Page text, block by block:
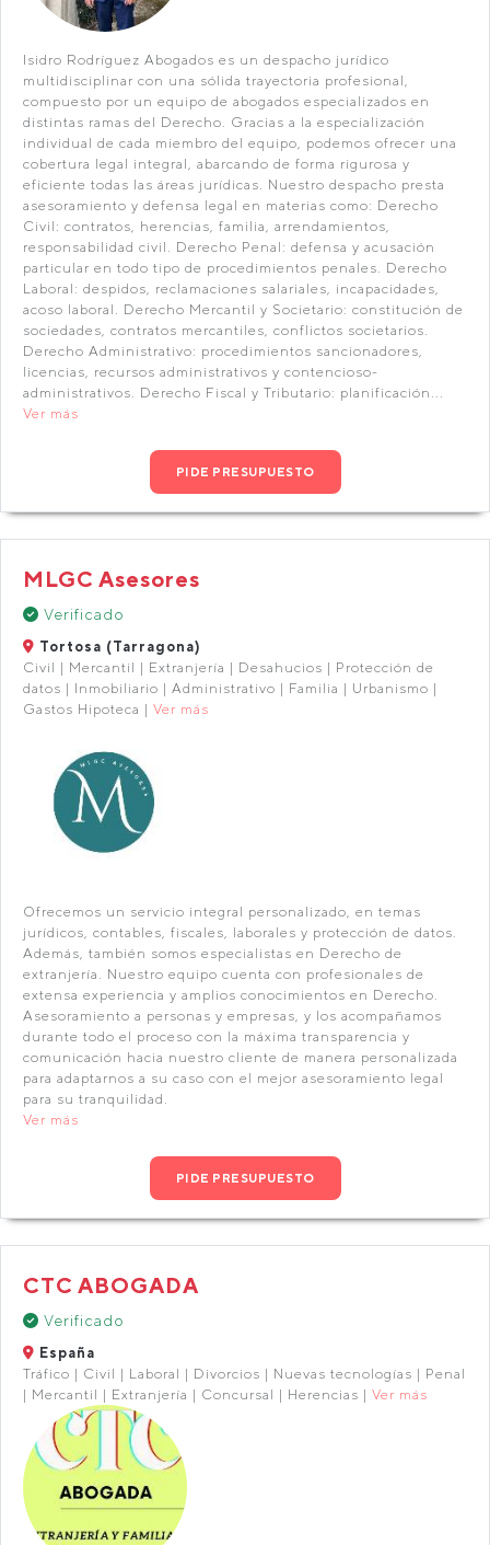
Isidro Rodríguez Abogados es un despacho jurídico
multidisciplinar con una sólida trayectoria profesional,
compuesto por un equipo de abogados especializados en
distintas ramas del Derecho. Gracias a la especialización
individual de cada miembro del equipo, podemos ofrecer una
cobertura legal integral, abarcando de forma rigurosa y
eficiente todas las áreas jurídicas. Nuestro despacho presta
asesoramiento y defensa legal en materias como: Derecho
Civil: contratos, herencias, familia, arrendamientos,
responsabilidad civil. Derecho Penal: defensa y acusación
particular en todo tipo de procedimientos penales. Derecho
Laboral: despidos, reclamaciones salariales, incapacidades,
acoso laboral. Derecho Mercantil y Societario: constitución de
sociedades, contratos mercantiles, conflictos societarios.
Derecho Administrativo: procedimientos sancionadores,
licencias, recursos administrativos y contencioso-
administrativos. Derecho Fiscal y Tributario: planificación...
Ver más
PIDE PRESUPUESTO
MLGC Asesores
Verificado
Tortosa (Tarragona)
Civil | Mercantil | Extranjería | Desahucios | Protección de
datos | Inmobiliario | Administrativo | Familia | Urbanismo |
Gastos Hipoteca | Ver más
Ofrecemos un servicio integral personalizado, en temas
jurídicos, contables, fiscales, laborales y protección de datos.
Además, también somos especialistas en Derecho de
extranjería. Nuestro equipo cuenta con profesionales de
extensa experiencia y amplios conocimientos en Derecho.
Asesoramiento a personas y empresas, y los acompañamos
durante todo el proceso con la máxima transparencia y
comunicación hacia nuestro cliente de manera personalizada
para adaptarnos a su caso con el mejor asesoramiento legal
para su tranquilidad.
Ver más
PIDE PRESUPUESTO
CTC ABOGADA
Verificado
España
Tráfico | Civil | Laboral | Divorcios | Nuevas tecnologías | Penal
| Mercantil | Extranjería | Concursal | Herencias | Ver más